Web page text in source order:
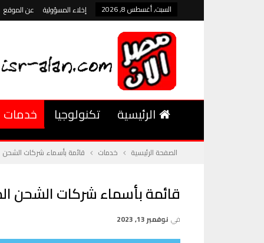
السبت, أغسطس 8, 2026 إخلاء المسؤولية عن الموقع
الرئيسية تكنولوجيا خدمات
الصفحة الرئيسية خدمات قائمة بأسماء شركات الشحن
قائمة بأسماء شركات الشحن
في نوفمبر 13, 2023